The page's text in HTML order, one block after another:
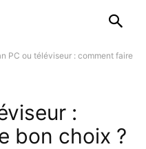
PC ou téléviseur : comment faire
:
bon choix ?